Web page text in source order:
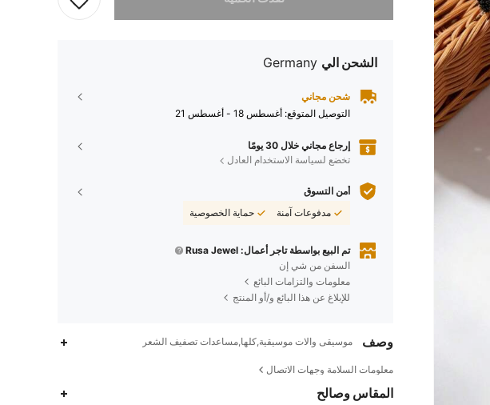
الشحن الي Germany
شحن مجاني
التوصيل المتوقع: أغسطس 18 - أغسطس 21
إرجاع مجاني خلال 30 يومًا
تخضع لسياسة الاستخدام العادل
أمن التسوق
مدفوعات آمنة
حماية الخصوصية
تم البيع بواسطة تاجر أعمال: Rusa Jewel
السفن من شي إن
معلومات والتزامات البائع
للإبلاغ عن هذا البائع و/أو المنتج
وصف موسيقى وآلات موسيقية,كلها,مساعدات تصفيف الشعر
معلومات السلامة وجهات الاتصال
المقاس وصالح
4.32